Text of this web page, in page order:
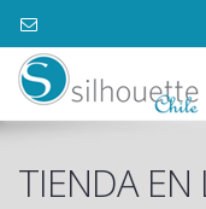
TIENDA EN